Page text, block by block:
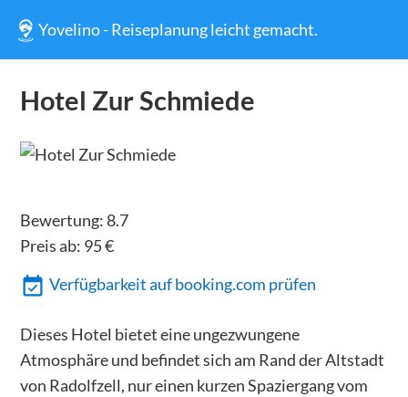
Yovelino - Reiseplanung leicht gemacht.
Hotel Zur Schmiede
Bewertung: 8.7
Preis ab: 95€
Verfügbarkeit auf booking.com prüfen
Dieses Hotel bietet eine ungezwungene
Atmosphäre und befindet sich am Rand der Altstadt
von Radolfzell, nur einen kurzen Spaziergang vom